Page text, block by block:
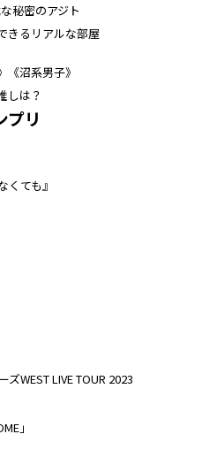
秘密のアジト
きるリアルな部屋
《沼系男子》
しは？
プリ
くても』
ズWEST LIVE TOUR 2023
」